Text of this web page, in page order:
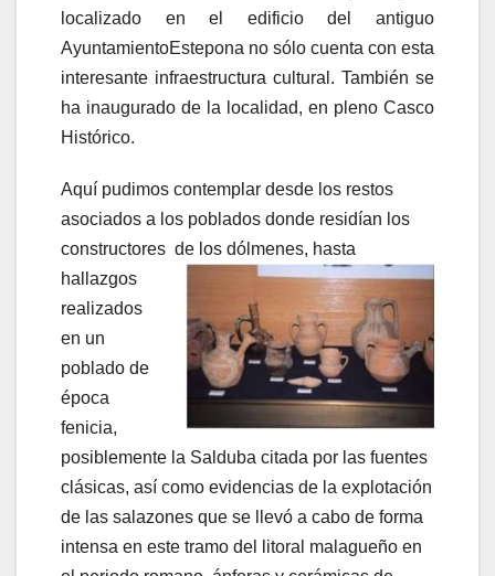
localizado en el edificio del antiguo
AyuntamientoEstepona no sólo cuenta con esta
interesante infraestructura cultural. También se
ha inaugurado de la localidad, en pleno Casco
Histórico.
Aquí pudimos contemplar desde los restos
asociados a los poblados donde residían los
constructores de los dólmenes, hasta
hallazgos
realizados
en un
poblado de
época
fenicia,
posiblemente la Salduba citada por las fuentes
clásicas, así como evidencias de la explotación
de las salazones que se llevó a cabo de forma
intensa en este tramo del litoral malagueño en